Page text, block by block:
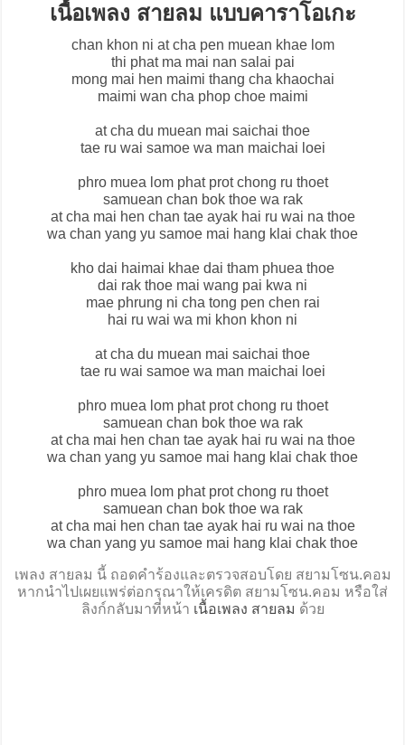
เนื้อเพลง สายลม แบบคาราโอเกะ
chan khon ni at cha pen muean khae lom
thi phat ma mai nan salai pai
mong mai hen maimi thang cha khaochai
maimi wan cha phop choe maimi
at cha du muean mai saichai thoe
tae ru wai samoe wa man maichai loei
phro muea lom phat prot chong ru thoet
samuean chan bok thoe wa rak
at cha mai hen chan tae ayak hai ru wai na thoe
wa chan yang yu samoe mai hang klai chak thoe
kho dai haimai khae dai tham phuea thoe
dai rak thoe mai wang pai kwa ni
mae phrung ni cha tong pen chen rai
hai ru wai wa mi khon khon ni
at cha du muean mai saichai thoe
tae ru wai samoe wa man maichai loei
phro muea lom phat prot chong ru thoet
samuean chan bok thoe wa rak
at cha mai hen chan tae ayak hai ru wai na thoe
wa chan yang yu samoe mai hang klai chak thoe
phro muea lom phat prot chong ru thoet
samuean chan bok thoe wa rak
at cha mai hen chan tae ayak hai ru wai na thoe
wa chan yang yu samoe mai hang klai chak thoe
เพลง สายลม นี้ ถอดคำร้องและตรวจสอบโดย สยามโซน.คอม
หากนำไปเผยแพร่ต่อกรุณาให้เครดิต สยามโซน.คอม หรือใส่
ลิงก์กลับมาที่หน้า เนื้อเพลง สายลม ด้วย